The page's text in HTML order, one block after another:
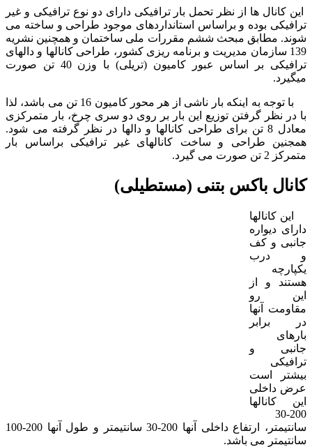
این کانال ها از نظر تحمل بار ترافیکی دارای دو نوع ترافیکی و غیر
ترافیکی بوده و براساس استانداردهای موجود طراحی و ساخته می
شوند. مطابق مبحث ششم مقررات ملی ساختمان و همچنین نشریه
139 سازمان مدیریت و برنامه ریزی کشور، طراحی کانالها و دالهای
ترافیکی بر اساس عبور کامیون (تریلی) با وزن 40 تن صورت
میگیرد.
با توجه به اینکه بار ناشی از هر محور کامیون 16 تن می باشد، لذا
با در نظر گرفتن توزیع این بار بر روی دو سری چرخ، بار متمرکزی
معادل 8 تن برای طراحی کانالها و دالها در نظر گرفته می شود.
همجنین طراحی و ساخت کانالهای غیر ترافیکی براساس بار
متمرکز 2 تن صورت می گیرد.
کانال باکس بتنی (مستطیلی)
این کانالها
دارای دیواره
جانبی و کف
و درب
یکپارچه
هستند و از
این رو
مقاومت آنها
در برابر
بارهای
جانبی و
ترافیکی
بیشتر است
عرض داخلی
این کانالها
200-30
سانتیمتر، ارتفاع داخلی آنها 200-30 سانتیمتر و طول آنها 200-100
سانتیمتر می باشد.